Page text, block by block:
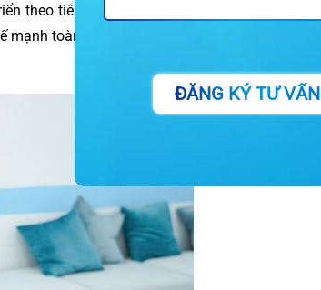
theo tiêu chuẩn nha khoa
toàn diện về cơ sở vật
ĐĂNG KÝ TƯ VẤN